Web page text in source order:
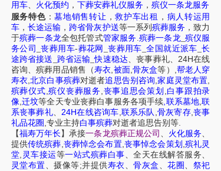
用车、 火化预约 ， 下葬安葬礼仪服务 ， 殡仪一条龙服务
服务特色：墓地销售转让 ，救护车出租 ， 病人转运用
车， 长途运输 ，跨省骨灰护送等一系列 殡葬服务 ，致力
于殡葬一条龙全包托管式管家服务 .殡葬一条龙_ 殡仪服
务公司
_丧葬用车-葬花网 丧葬用车 全国就近派车 长
途跨省接送 跨省运输 _快速稳达、丧事葬礼、 24H在线
咨询、殡葬用品销售 （寿衣 被面, 骨灰盒等）
帮老人穿
寿衣 ,北京白事殡葬对逝者追思告别咨询 ,家庭灵堂布置
殡葬仪式 殡仪丧葬服务 丧事追思会策划 白事跟拍录
像 迁坟等全天专业丧葬白事服务各项手续 联系墓地 ,联
系丧事葬礼、24H在线咨询车 联系乐队 骨灰寄存, 丧事
礼品花圈 专业主持白事殡葬对逝者追思告别等.
【福寿万年长 】承接一条龙殡葬正规公司 、 火化服务、
提供传统殡葬 丧葬悼念会布置, 丧事悼念会策划 殡礼灵
堂 灵车接运等一站式殡葬白事、全天在线解答服务、
灵堂布置、摄像等;并提供寿衣、骨灰盒 、花圈 、 祭祀